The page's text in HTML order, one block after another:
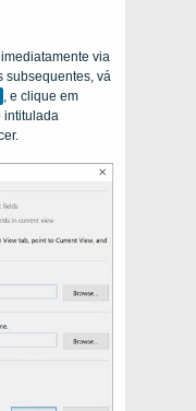
via
subsequentes, vá
, e clique em
intitulada